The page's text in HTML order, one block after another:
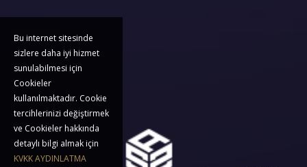
11 janv. 2024
Bu internet sitesinde
sizlere daha iyi hizmet
sunulabilmesi için
Cookieler
kullanılmaktadır. Cookie
tercihlerinizi değiştirmek
ve Cookieler hakkında
detaylı bilgi almak için
KVKK AYDINLATMA